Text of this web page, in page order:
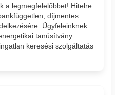
a legmegfelelőbbet! Hitelre
díjmentes
Ügyfeleinknek
tanúsítvány
keresési szolgáltatás